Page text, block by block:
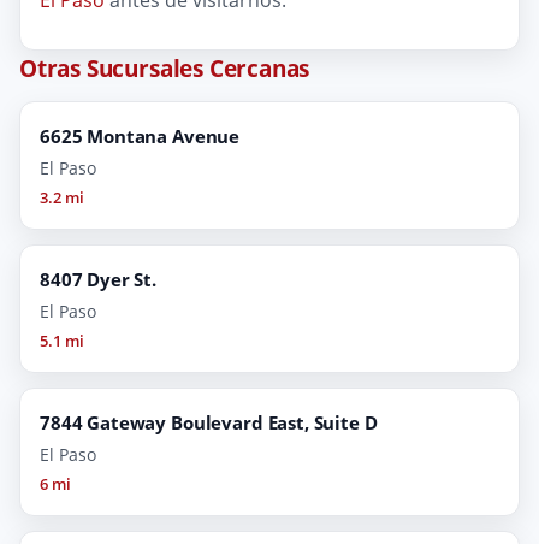
Otras Sucursales Cercanas
6625 Montana Avenue
El Paso
3.2 mi
8407 Dyer St.
El Paso
5.1 mi
7844 Gateway Boulevard East, Suite D
El Paso
6 mi